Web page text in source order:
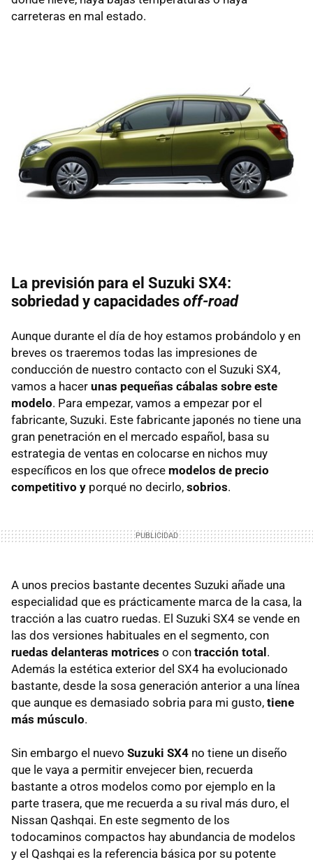
carreteras en mal estado.
La previsión para el Suzuki SX4:
sobriedad y capacidades off-road
Aunque durante el día de hoy estamos probándolo y en
breves os traeremos todas las impresiones de
conducción de nuestro contacto con el Suzuki SX4,
vamos a hacer unas pequeñas cábalas sobre este
modelo. Para empezar, vamos a empezar por el
fabricante, Suzuki. Este fabricante japonés no tiene una
gran penetración en el mercado español, basa su
estrategia de ventas en colocarse en nichos muy
específicos en los que ofrece modelos de precio
competitivo y porqué no decirlo, sobrios.
A unos precios bastante decentes Suzuki añade una
especialidad que es prácticamente marca de la casa, la
tracción a las cuatro ruedas. El Suzuki SX4 se vende en
las dos versiones habituales en el segmento, con
ruedas delanteras motrices o con tracción total.
Además la estética exterior del SX4 ha evolucionado
bastante, desde la sosa generación anterior a una línea
que aunque es demasiado sobria para mi gusto, tiene
más músculo.
Sin embargo el nuevo Suzuki SX4 no tiene un diseño
que le vaya a permitir envejecer bien, recuerda
bastante a otros modelos como por ejemplo en la
parte trasera, que me recuerda a su rival más duro, el
Nissan Qashqai. En este segmento de los
todocaminos compactos hay abundancia de modelos
y el Qashqai es la referencia básica por su potente